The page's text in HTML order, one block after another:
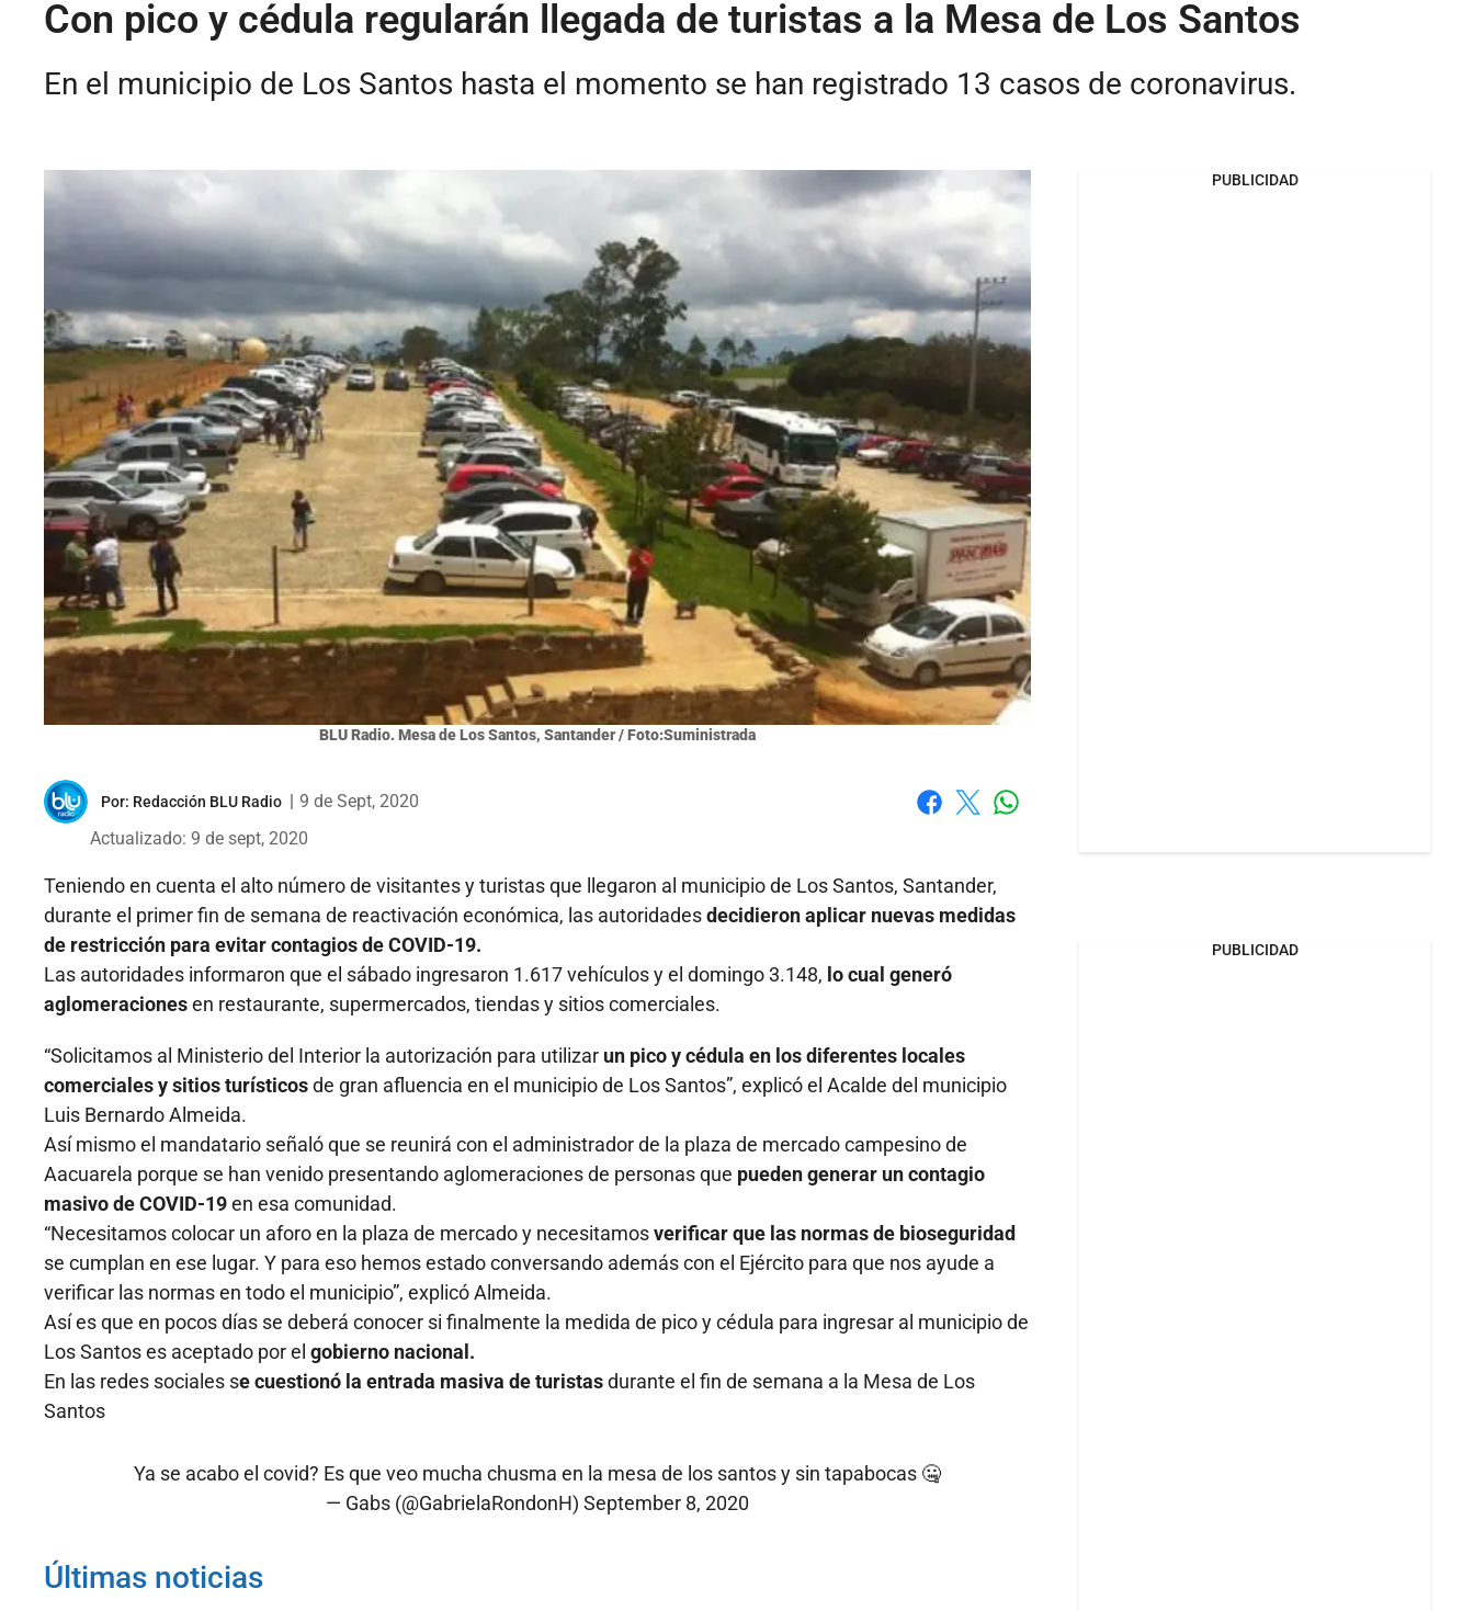
Con pico y cédula regularán llegada de turistas a la Mesa de Los Santos
En el municipio de Los Santos hasta el momento se han registrado 13 casos de coronavirus.
BLU Radio. Mesa de Los Santos, Santander / Foto:Suministrada
Por: Redacción BLU Radio
9 de Sept, 2020
Actualizado: 9 de sept, 2020
Teniendo en cuenta el alto número de visitantes y turistas que llegaron al municipio de Los Santos, Santander,
durante el primer fin de semana de reactivación económica, las autoridadesdecidieron aplicar nuevas medidas
de restricción para evitar contagios de COVID-19.
Las autoridades informaron que el sábado ingresaron 1.617 vehículos y el domingo 3.148, lo cual generó
aglomeracionesen restaurante, supermercados, tiendas y sitios comerciales.
“Solicitamos al Ministerio del Interior la autorización para utilizar un pico y cédula en los diferentes locales
comerciales y sitios turísticosde gran afluencia en el municipio de Los Santos”, explicó el Acalde del municipio
Luis Bernardo Almeida.
Así mismo el mandatario señaló que se reunirá con el administrador de la plaza de mercado campesino de
Aacuarela porque se han venido presentando aglomeraciones de personas que pueden generar un contagio
masivo de COVID-19en esa comunidad.
“Necesitamos colocar un aforo en la plaza de mercado y necesitamosverificar que las normas de bioseguridad
se cumplan en ese lugar. Y para eso hemos estado conversando además con el Ejército para que nos ayude a
verificar las normas en todo el municipio”, explicó Almeida.
Así es que en pocos días se deberá conocer si finalmente la medida de pico y cédula para ingresar al municipio de
Los Santos es aceptado por el gobierno nacional.
En las redes sociales se cuestionó la entrada masiva de turistasdurante el fin de semana a la Mesa de Los
Santos
Ya se acabo el covid? Es que veo mucha chusma en la mesa de los santos y sin tapabocas 🤐
— Gabs (@GabrielaRondonH) September 8, 2020
Últimas noticias
PUBLICIDAD
PUBLICIDAD